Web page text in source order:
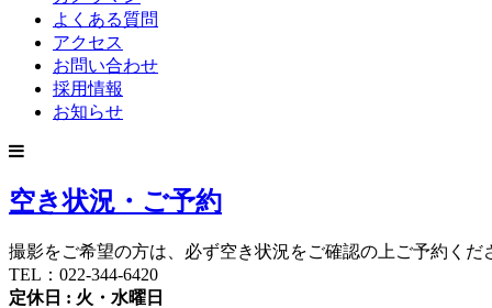
よくある質問
アクセス
お問い合わせ
採用情報
お知らせ
空き状況・ご予約
撮影をご希望の方は、必ず空き状況をご確認の上ご予約くだ
TEL：022-344-6420
定休日 : 火・水曜日